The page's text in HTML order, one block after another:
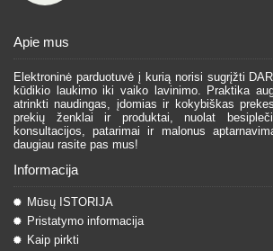
Apie mus
Elektroninė parduotuvė į kurią norisi sugrįžti
kūdikio laukimo iki vaiko lavinimo. Praktika
atrinkti naudingas, įdomias ir kokybiškas
prekių ženklai ir produktai, nuolat
konsultacijos, patarimai ir malonus
daugiau rasite pas mus!
Informacija
Mūsų ISTORIJA
Pristatymo informacija
Kaip pirkti